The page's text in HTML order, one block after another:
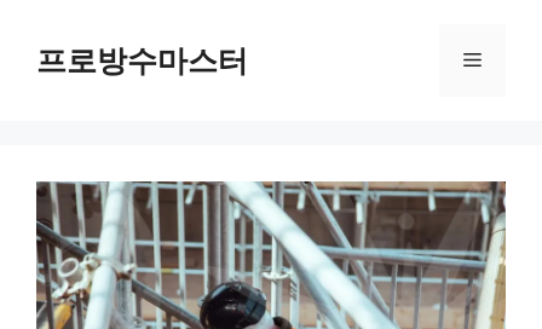
프로방수마스터 메